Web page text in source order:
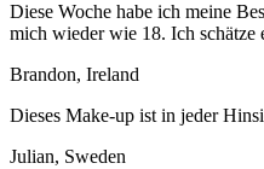
Diese Woche habe ich meine
mich wieder wie 18. Ich
Brandon, Ireland
Dieses Make-up ist in jeder
Julian, Sweden